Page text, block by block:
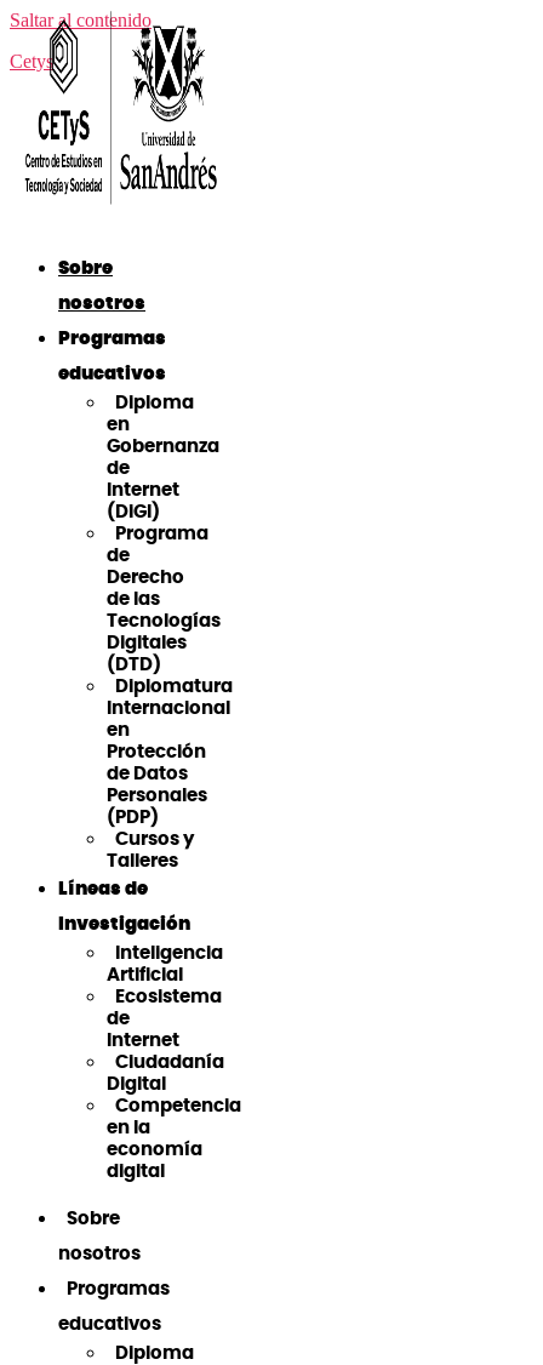
Saltar al contenido
Cetys
Sobre
nosotros
Programas
educativos
Diploma
en
Gobernanza
de
Internet
(DiGI)
Programa
de
Derecho
de las
Tecnologías
Digitales
(DTD)
Diplomatura
Internacional
en
Protección
de Datos
Personales
(PDP)
Cursos y
Talleres
Líneas de
Investigación
Inteligencia
Artificial
Ecosistema
de
Internet
Ciudadanía
Digital
Competencia
en la
economía
digital
Sobre
nosotros
Programas
educativos
Diploma